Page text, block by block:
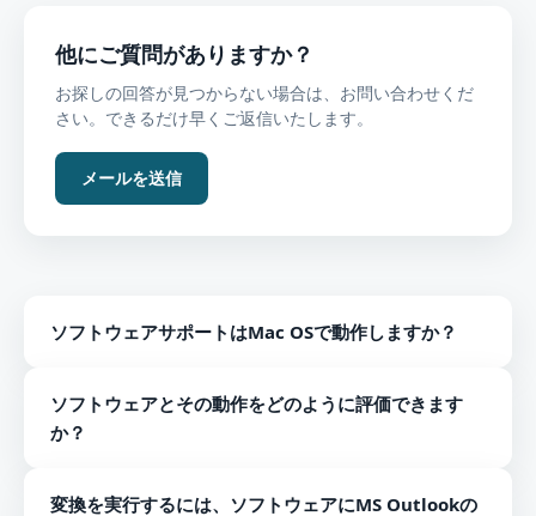
他にご質問がありますか？
お探しの回答が見つからない場合は、お問い合わせくだ
さい。できるだけ早くご返信いたします。
メールを送信
ソフトウェアサポートはMac OSで動作しますか？
み互換性があります。
ソフトウェアとその動作をどのように評価できます
か？
EMLへのコンバーターの無料バージョンを入手できます。
変換を実行するには、ソフトウェアにMS Outlookの